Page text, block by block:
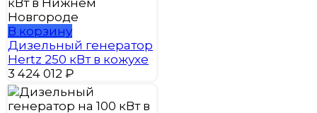
В корзину
Дизельный генератор
Hertz 250 кВт в кожухе
3 424 012 ₽